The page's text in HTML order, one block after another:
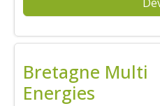
Bretagne Multi
Energies